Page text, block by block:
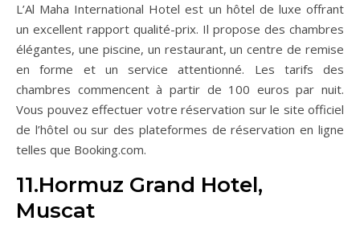
L’Al Maha International Hotel est un hôtel de luxe offrant
un excellent rapport qualité-prix. Il propose des chambres
élégantes, une piscine, un restaurant, un centre de remise
en forme et un service attentionné. Les tarifs des
chambres commencent à partir de 100 euros par nuit.
Vous pouvez effectuer votre réservation sur le site officiel
de l’hôtel ou sur des plateformes de réservation en ligne
telles que Booking.com.
11.Hormuz Grand Hotel,
Muscat